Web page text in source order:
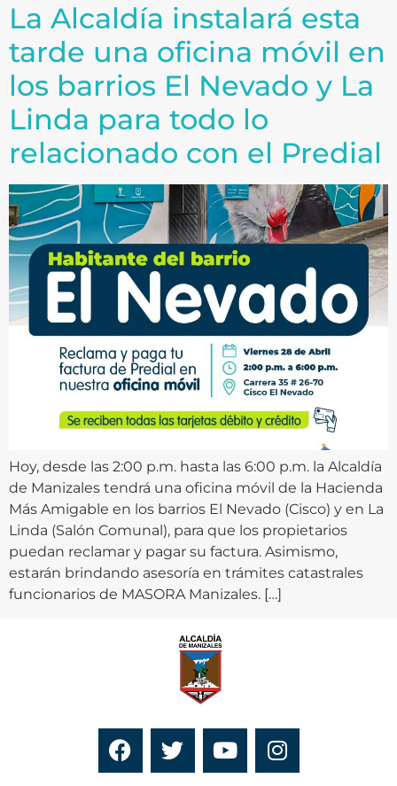
La Alcaldía instalará esta
tarde una oficina móvil en
los barrios El Nevado y La
Linda para todo lo
relacionado con el Predial
Hoy, desde las 2:00 p.m. hasta las 6:00 p.m. la Alcaldía
de Manizales tendrá una oficina móvil de la Hacienda
Más Amigable en los barrios El Nevado (Cisco) y en La
Linda (Salón Comunal), para que los propietarios
puedan reclamar y pagar su factura. Asimismo,
estarán brindando asesoría en trámites catastrales
funcionarios de MASORA Manizales. […]